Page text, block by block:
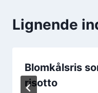
Lignende
Blomkålsris
risotto